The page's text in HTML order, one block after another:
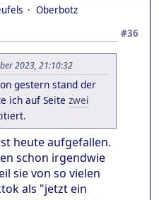
Oberbotz
#36
2023, 21:10:32
gestern stand der
ich auf Seite zwei
heute aufgefallen.
schon irgendwie
sie von so vielen
als "jetzt ein